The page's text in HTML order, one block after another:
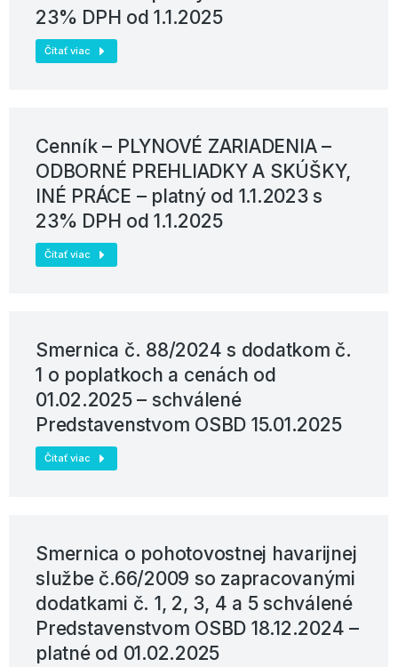
23% DPH od 1.1.2025
Čítať viac
Cenník – PLYNOVÉ ZARIADENIA –
ODBORNÉ PREHLIADKY A SKÚŠKY,
INÉ PRÁCE – platný od 1.1.2023 s
23% DPH od 1.1.2025
Čítať viac
Smernica č. 88/2024 s dodatkom č.
1 o poplatkoch a cenách od
01.02.2025 – schválené
Predstavenstvom OSBD 15.01.2025
Čítať viac
Smernica o pohotovostnej havarijnej
službe č.66/2009 so zapracovanými
dodatkami č. 1, 2, 3, 4 a 5 schválené
Predstavenstvom OSBD 18.12.2024 –
platné od 01.02.2025